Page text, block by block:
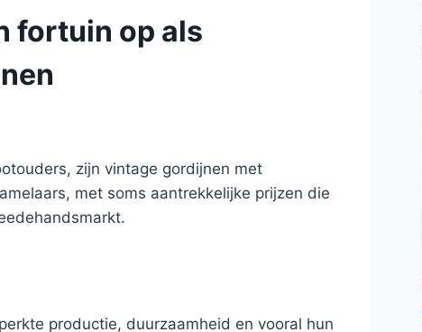
fortuin op als
zijn vintage gordijnen met
met soms aantrekkelijke prijzen die
productie, duurzaamheid en vooral hun